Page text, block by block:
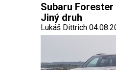
Subaru
Jiný druh
Lukáš Dittrich